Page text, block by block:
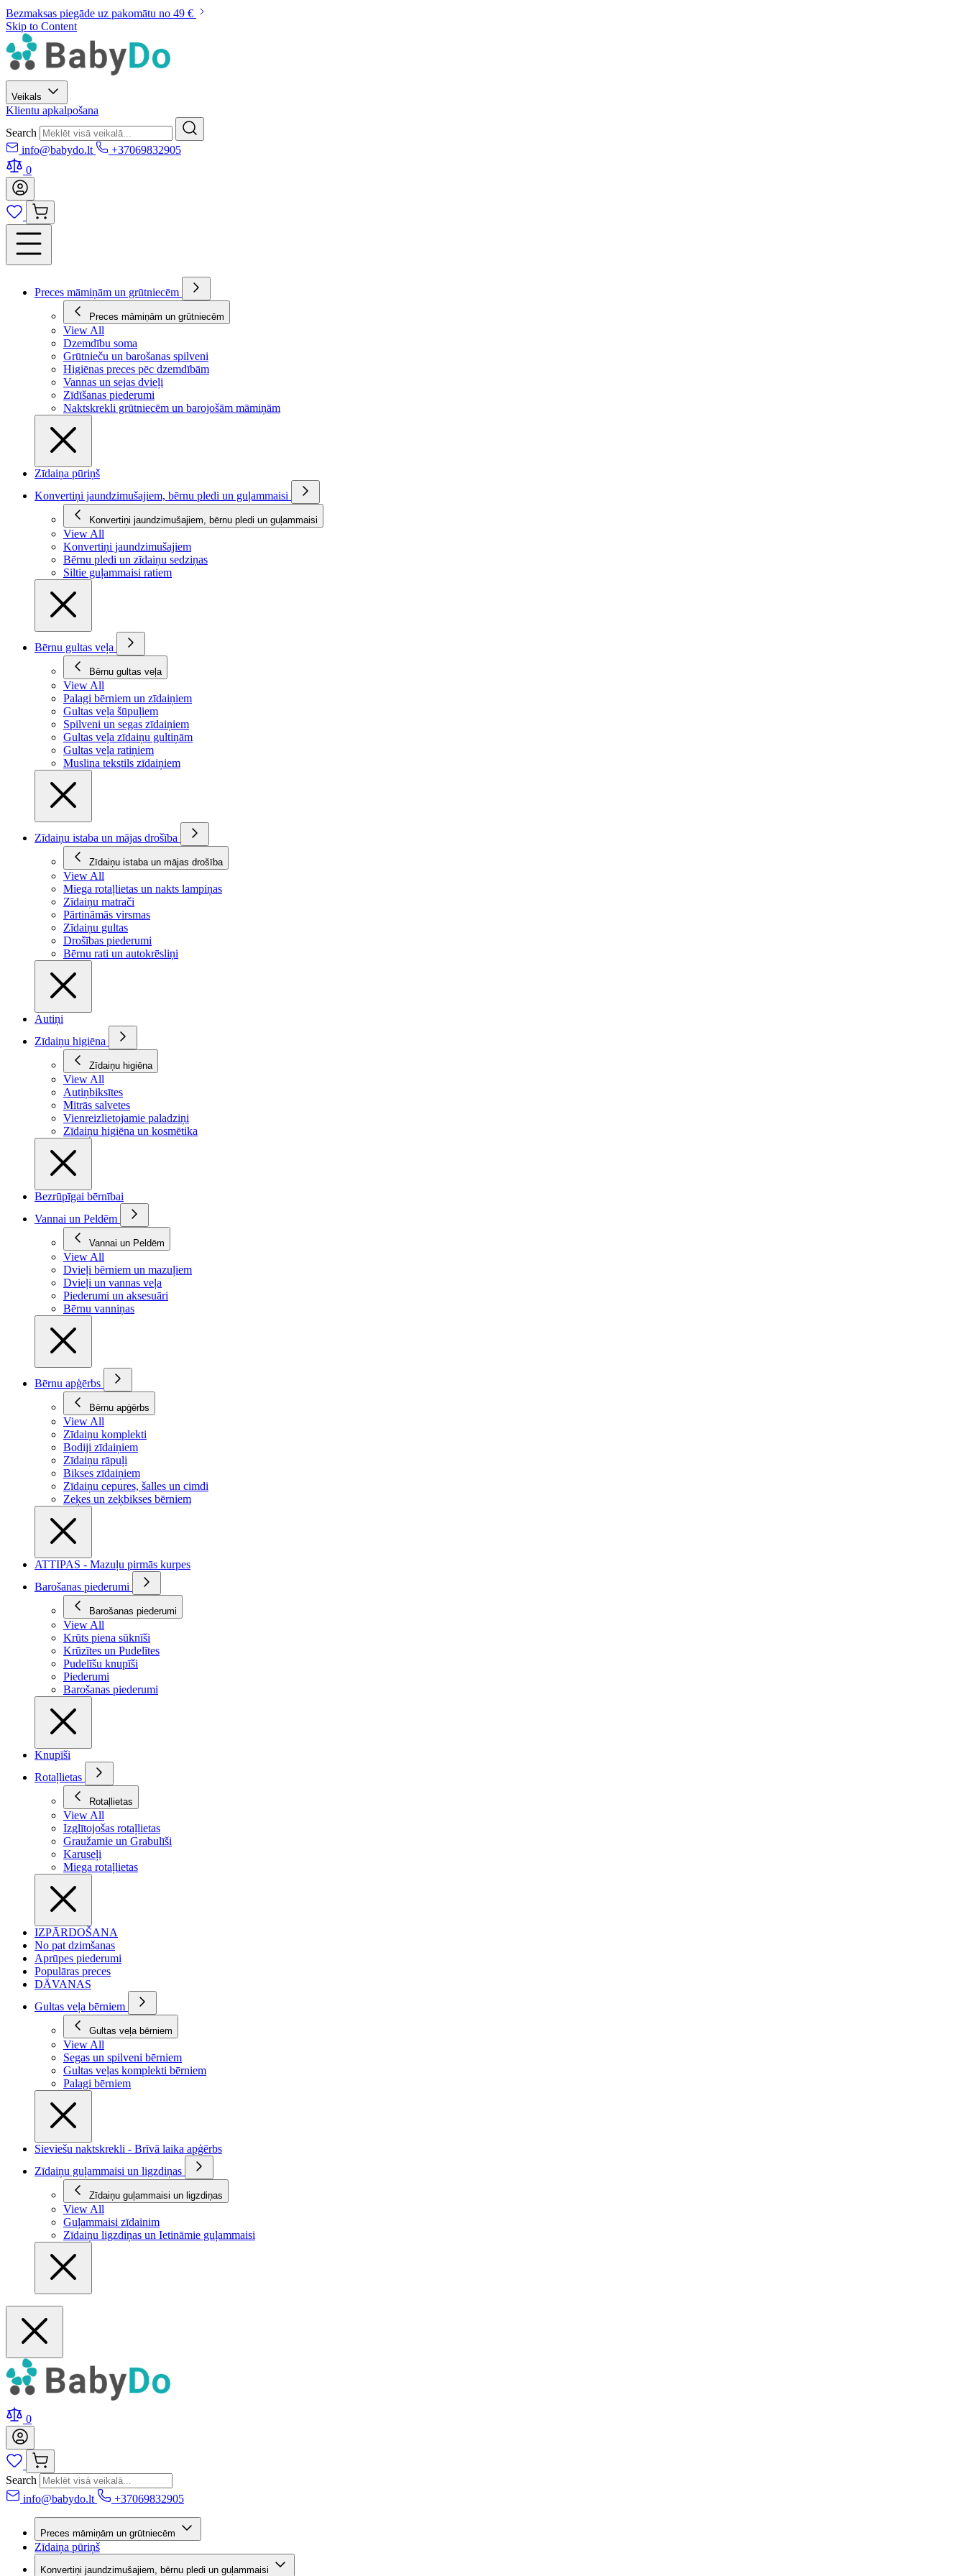
Bezmaksas piegāde uz pakomātu no 49 €
Skip to Content
Veikals
Klientu apkalpošana
Search
info@babydo.lt
+37069832905
0
Preces māmiņām un grūtniecēm
Preces māmiņām un grūtniecēm
View All
Dzemdību soma
Grūtnieču un barošanas spilveni
Higiēnas preces pēc dzemdībām
Vannas un sejas dvieļi
Zīdīšanas piederumi
Naktskrekli grūtniecēm un barojošām māmiņām
Zīdaiņa pūriņš
Konvertiņi jaundzimušajiem, bērnu pledi un guļammaisi
Konvertiņi jaundzimušajiem, bērnu pledi un guļammaisi
View All
Konvertiņi jaundzimušajiem
Bērnu pledi un zīdaiņu sedziņas
Siltie guļammaisi ratiem
Bērnu gultas veļa
Bērnu gultas veļa
View All
Palagi bērniem un zīdaiņiem
Gultas veļa šūpuļiem
Spilveni un segas zīdaiņiem
Gultas veļa zīdaiņu gultiņām
Gultas veļa ratiņiem
Muslina tekstils zīdaiņiem
Zīdaiņu istaba un mājas drošība
Zīdaiņu istaba un mājas drošība
View All
Miega rotaļlietas un nakts lampiņas
Zīdaiņu matrači
Pārtināmās virsmas
Zīdaiņu gultas
Drošības piederumi
Bērnu rati un autokrēsliņi
Autiņi
Zīdaiņu higiēna
Zīdaiņu higiēna
View All
Autiņbiksītes
Mitrās salvetes
Vienreizlietojamie paladziņi
Zīdaiņu higiēna un kosmētika
Bezrūpīgai bērnībai
Vannai un Peldēm
Vannai un Peldēm
View All
Dvieļi bērniem un mazuļiem
Dvieļi un vannas veļa
Piederumi un aksesuāri
Bērnu vanniņas
Bērnu apģērbs
Bērnu apģērbs
View All
Zīdaiņu komplekti
Bodiji zīdaiņiem
Zīdaiņu rāpuļi
Bikses zīdaiņiem
Zīdaiņu cepures, šalles un cimdi
Zeķes un zeķbikses bērniem
ATTIPAS - Mazuļu pirmās kurpes
Barošanas piederumi
Barošanas piederumi
View All
Krūts piena sūknīši
Krūzītes un Pudelītes
Pudelīšu knupīši
Piederumi
Barošanas piederumi
Knupīši
Rotaļlietas
Rotaļlietas
View All
Izglītojošas rotaļlietas
Graužamie un Grabulīši
Karuseļi
Miega rotaļlietas
IZPĀRDOŠANA
No pat dzimšanas
Aprūpes piederumi
Populāras preces
DĀVANAS
Gultas veļa bērniem
Gultas veļa bērniem
View All
Segas un spilveni bērniem
Gultas veļas komplekti bērniem
Palagi bērniem
Sieviešu naktskrekli - Brīvā laika apģērbs
Zīdaiņu guļammaisi un ligzdiņas
Zīdaiņu guļammaisi un ligzdiņas
View All
Guļammaisi zīdainim
Zīdaiņu ligzdiņas un Ietināmie guļammaisi
0
Search
info@babydo.lt
+37069832905
Preces māmiņām un grūtniecēm
Zīdaiņa pūriņš
Konvertiņi jaundzimušajiem, bērnu pledi un guļammaisi